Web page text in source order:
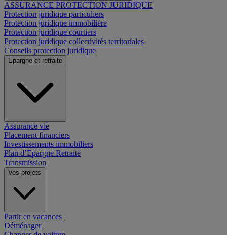
ASSURANCE PROTECTION JURIDIQUE
Protection juridique particuliers
Protection juridique immobilière
Protection juridique courtiers
Protection juridique collectivités territoriales
Conseils protection juridique
Epargne et retraite
Assurance vie
Placement financiers
Investissements immobiliers
Plan d’Epargne Retraite
Transmission
Vos projets
Partir en vacances
Déménager